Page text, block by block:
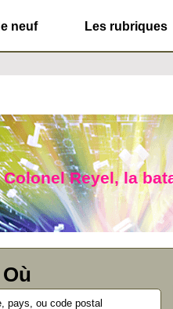
neuf Les rubriques
Reyel, la
Où